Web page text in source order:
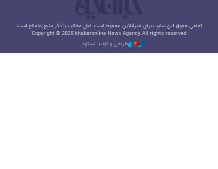
تمامی حقوق این سایت برای خبرآنلاین محفوظ است. نقل مطالب با ذکر منبع بلامانع است.
Copyright © 2025 khabaronline News Agancy, All rights reserved
طراحی و تولید: نستوه